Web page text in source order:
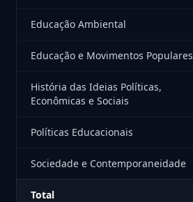
Educação Ambiental
Educação e Movimentos Populares
História das Ideias Políticas,
Econômicas e Sociais
Políticas Educacionais
Sociedade e Contemporaneidade
Total